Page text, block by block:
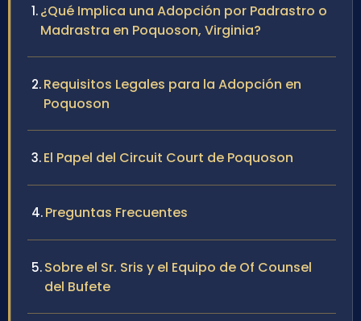
¿Qué Implica una Adopción por Padrastro o
Madrastra en Poquoson, Virginia?
Requisitos Legales para la Adopción en
Poquoson
El Papel del Circuit Court de Poquoson
Preguntas Frecuentes
Sobre el Sr. Sris y el Equipo de Of Counsel
del Bufete